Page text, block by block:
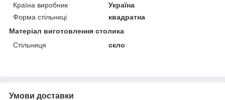
Країна виробник
Україна
Форма стільниці
квадратна
Матеріал виготовлення столика
Стільниця
скло
Умови доставки